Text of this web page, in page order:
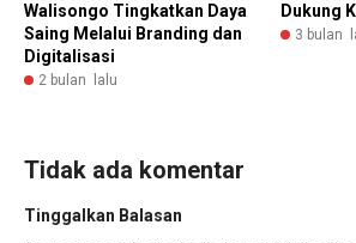
Walisongo Tingkatkan Daya
Saing Melalui Branding dan
Digitalisasi
2 bulan lalu
Dukung
3 bulan
Tidak ada komentar
Tinggalkan Balasan